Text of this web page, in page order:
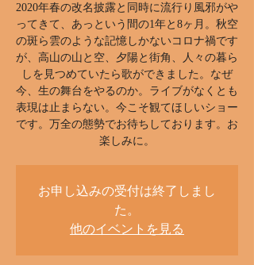
2020年春の改名披露と同時に流行り風邪がや
ってきて、あっという間の1年と8ヶ月。秋空
の斑ら雲のような記憶しかないコロナ禍です
が、高山の山と空、夕陽と街角、人々の暮ら
しを見つめていたら歌ができました。なぜ
今、生の舞台をやるのか。ライブがなくとも
表現は止まらない。今こそ観てほしいショー
です。万全の態勢でお待ちしております。お
楽しみに。
お申し込みの受付は終了しまし
た。
他のイベントを見る